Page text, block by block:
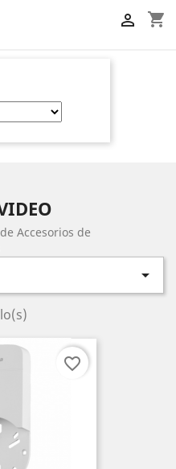
shopping_cart

Accesorios de

favorite_border